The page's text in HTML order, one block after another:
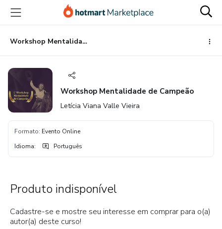
para
conteúdo
principal
para
pagamento
para
rodapé
Workshop Mentalidade de Campeão
Workshop Mentalidade de Campeão
Letícia Viana Valle Vieira
Formato: Evento Online
Idioma: Português
Produto indisponível
Cadastre-se e mostre seu interesse em comprar para o(a)
autor(a) deste curso!